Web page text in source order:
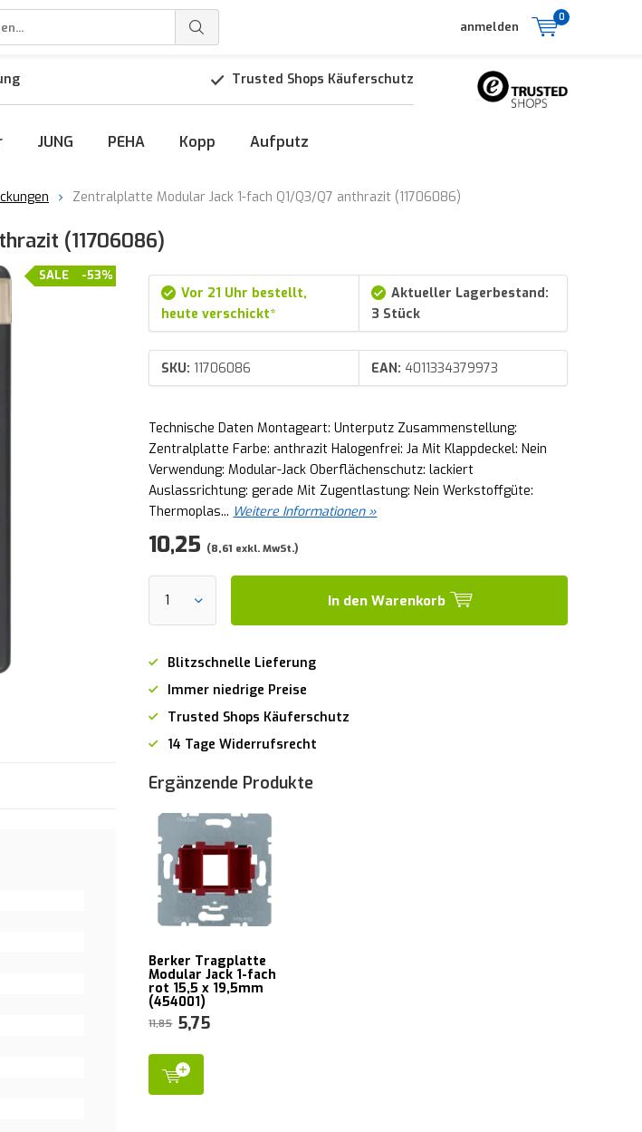
anmelden
0
Trusted Shops Käuferschutz
JUNG PEHA Kopp Aufputz
Zentralplatte Modular Jack 1-fach Q1/Q3/Q7 anthrazit (11706086)
(11706086)
-53%
SALE
Vor 21 Uhr bestellt,
heute verschickt*
Aktueller Lagerbestand:
3 Stück
SKU: 11706086 EAN: 4011334379973
Technische Daten Montageart: Unterputz Zusammenstellung:
Zentralplatte Farbe: anthrazit Halogenfrei: Ja Mit Klappdeckel: Nein
Verwendung: Modular-Jack Oberflächenschutz: lackiert
Auslassrichtung: gerade Mit Zugentlastung: Nein Werkstoffgüte:
Thermoplas... Weitere Informationen »
10,25 (8,61 exkl. MwSt.)
In den Warenkorb
Blitzschnelle Lieferung
Immer niedrige Preise
Trusted Shops Käuferschutz
14 Tage Widerrufsrecht
Ergänzende Produkte
Berker Tragplatte
Modular Jack 1-fach
rot 15,5 x 19,5mm
(454001)
11,855,75